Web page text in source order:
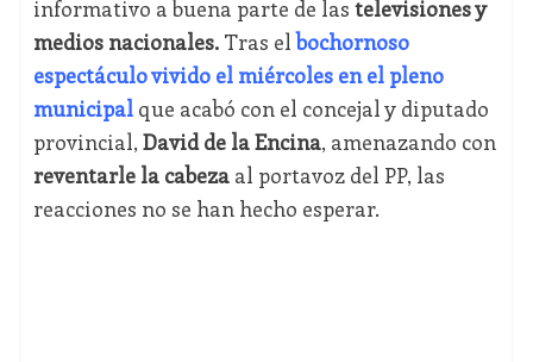
informativo a buena parte de las televisiones y
medios nacionales.Tras elbochornoso
espectáculo vivido el miércoles en el pleno
municipalque acabó con el concejal y diputado
provincial, David de la Encina, amenazando con
reventarle la cabezaal portavoz del PP, las
reacciones no se han hecho esperar.